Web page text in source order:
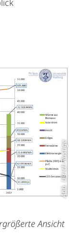
Abb. Ulrich Rustige
Ansicht